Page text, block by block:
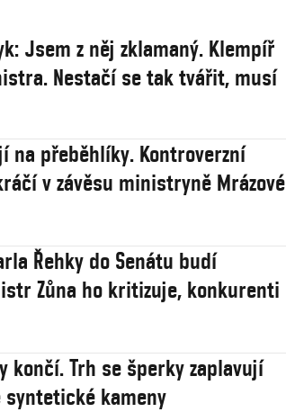
Jsem z něj zklamaný. Klempíř
Nestačí se tak tvářit, musí
na přeběhlíky. Kontroverzní
v závěsu ministryně Mrázové
Řehky do Senátu budí
Zůna ho kritizuje, konkurenti
končí. Trh se šperky zaplavují
syntetické kameny